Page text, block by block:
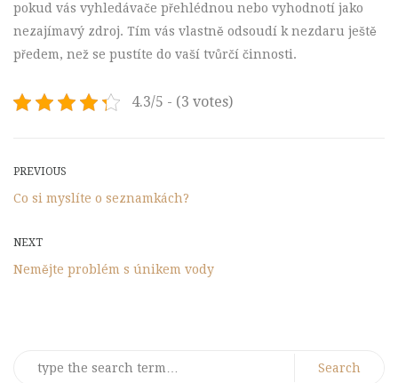
pokud vás vyhledávače přehlédnou nebo vyhodnotí jako
nezajímavý zdroj. Tím vás vlastně odsoudí k nezdaru ještě
předem, než se pustíte do vaší tvůrčí činnosti.
4.3/5 - (3 votes)
Post
navigation
Previous
Post
PREVIOUS
Co si myslíte o seznamkách?
Next
Post
NEXT
Nemějte problém s únikem vody
Search